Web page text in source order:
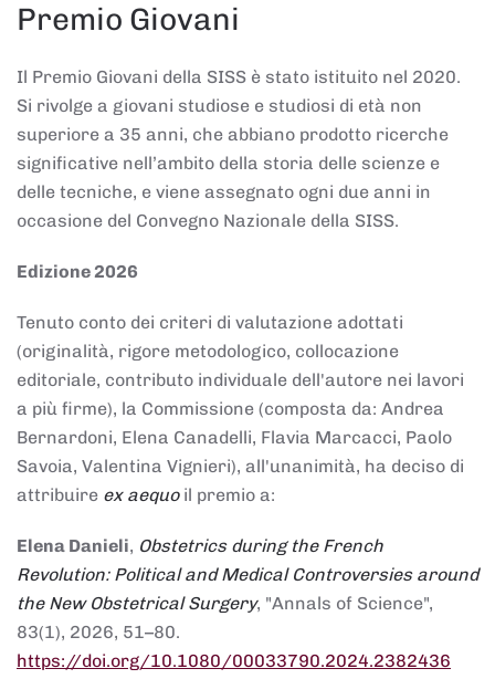
Premio Giovani
Il Premio Giovani della SISS è stato istituito nel 2020.
Si rivolge a giovani studiose e studiosi di età non
superiore a 35 anni, che abbiano prodotto ricerche
significative nell’ambito della storia delle scienze e
delle tecniche, e viene assegnato ogni due anni in
occasione del Convegno Nazionale della SISS.
Edizione 2026
Tenuto conto dei criteri di valutazione adottati
(originalità, rigore metodologico, collocazione
editoriale, contributo individuale dell'autore nei lavori
a più firme), la Commissione (composta da: Andrea
Bernardoni, Elena Canadelli, Flavia Marcacci, Paolo
Savoia, Valentina Vignieri), all'unanimità, ha deciso di
attribuire ex aequoil premio a:
Elena Danieli, Obstetrics during the French
Revolution: Political and Medical Controversies around
the New Obstetrical Surgery, "Annals of Science",
83(1), 2026, 51–80.
https://doi.org/10.1080/00033790.2024.2382436